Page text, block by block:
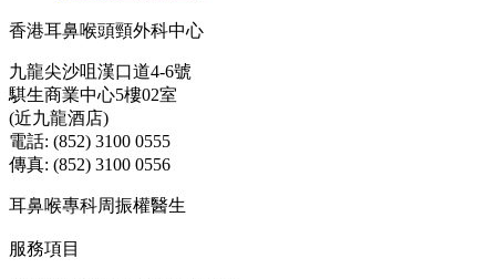
香港耳鼻喉頭頸外科中心
九龍尖沙咀漢口道4-6號
騏生商業中心5樓02室
(近九龍酒店)
電話: (852) 3100 0555
傳真: (852) 3100 0556
耳鼻喉專科周振權醫生
服務項目